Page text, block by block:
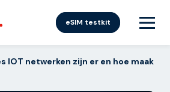
eSIM testkit
IOT netwerken zijn er en hoe maak